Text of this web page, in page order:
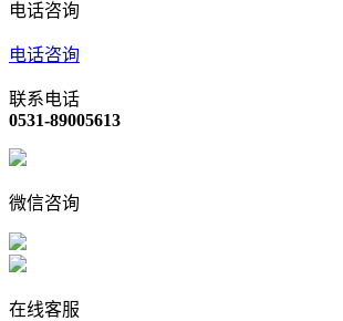
电话咨询
电话咨询
联系电话
0531-89005613
微信咨询
在线客服